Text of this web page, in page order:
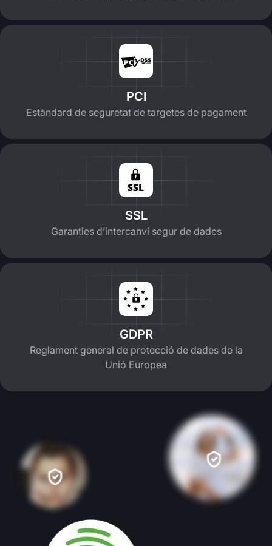
PCI
Estàndard de seguretat de targetes de pagament
SSL
Garanties d’intercanvi segur de dades
GDPR
Reglament general de protecció de dades de la
Unió Europea